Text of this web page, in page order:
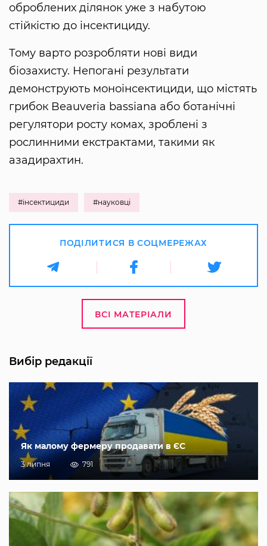
оброблених ділянок уже з набутою
стійкістю до інсектициду.
Тому варто розробляти нові види
біозахисту. Непогані результати
демонструють моноінсектициди, що містять
грибок Beauveria bassiana або ботанічні
регулятори росту комах, зроблені з
рослинними екстрактами, такими як
азадирахтин.
#інсектициди #науковці
ПОДІЛИТИСЯ В СОЦМЕРЕЖАХ
ВСІ МАТЕРІАЛИ
Вибір редакції
Як малому фермеру продавати в ЄС
3 липня 791